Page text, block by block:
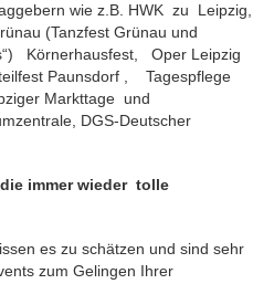
wie z.B. HWK zu Leipzig,
(Tanzfest Grünau und
Körnerhausfest, Oper Leipzig
Paunsdorf , Tagespflege
Markttage und
DGS-Deutscher
immer wieder tolle
es zu schätzen und sind sehr
zum Gelingen Ihrer